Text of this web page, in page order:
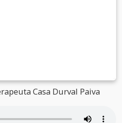
Casa Durval Paiva